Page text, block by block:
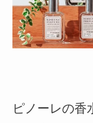
ピノーレの香